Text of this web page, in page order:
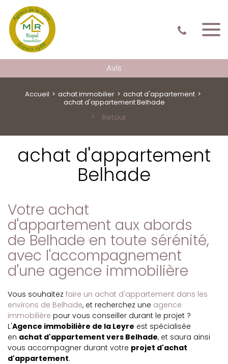
Avis
Accueil achat immobilier
achat d'appartement
achat d'appartement Belhade
Retour
achat d'appartement
Belhade
Votre achat
d'appartement aux abords
de Belhade en toute sérénité,
avec l'accompagnement
d'une agence immobilière
Vous souhaitez faire un achat d'appartement dans les
environs de Belhade, et recherchez une agence
immobilière pour vous conseiller durant le projet ?
L'Agence immobilière de la Leyre est spécialisée
en achat d'appartement vers Belhade, et saura ainsi
vous accompagner durant votre projet d'achat
d'appartement.